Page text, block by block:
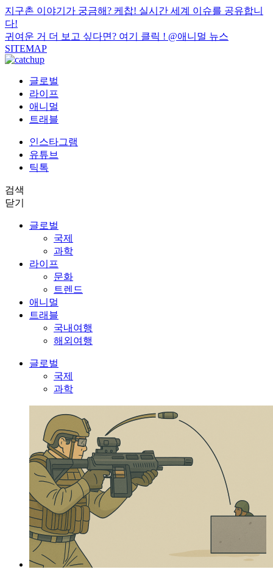
지구촌 이야기가 궁금해? 케찹! 실시간 세계 이슈를 공유합니
다!
귀여운 거 더 보고 싶다면? 여기 클릭 ! @애니멀 뉴스
SITEMAP
글로벌
라이프
애니멀
트래블
인스타그램
유튜브
틱톡
검색
닫기
글로벌
국제
과학
라이프
문화
트렌드
애니멀
트래블
국내여행
해외여행
글로벌
국제
과학